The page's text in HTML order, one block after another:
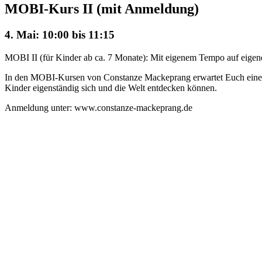
MOBI-Kurs II (mit Anmeldung)
4. Mai: 10:00 bis 11:15
MOBI II (für Kinder ab ca. 7 Monate): Mit eigenem Tempo auf
In den MOBI-Kursen von Constanze Mackeprang erwartet Euch
Kinder eigenständig sich und die Welt entdecken können.
Anmeldung unter: www.constanze-mackeprang.de